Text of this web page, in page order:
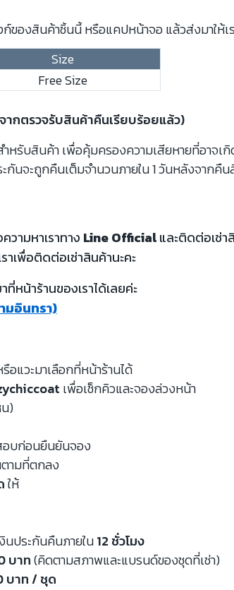
ของสินค้าชิ้นนี้ หรือแคปหน้าจอ แล้วส่งมาให้เ
Size
Free Size
ากตรวจรับสินค้าคืนเรียบร้อยแล้ว)
หรับสินค้า เพื่อคุ้มครองความเสียหายที่อาจเ
นจะถูกคืนเต็มจำนวนภายใน 1 วันหลังจากคื
วามหาเราทาง Line Officialและติดต่อเช่
เพื่อติดต่อเช่าสินค้านะคะ
หน้าร้านของเราได้เลยค่ะ
มอินทรา)
อแวะมาเลือกที่หน้าร้านได้
เพื่อเช็กคิวและจองล่วงหน้า
)
อบก่อนยืนยันจอง
ตามที่ตกลง
ให้
นประกันคืนภายใน12 ชั่วโมง
บาท(คิดตามสภาพและแบรนด์ของชุดที่เช่า)
บาท / ชุด